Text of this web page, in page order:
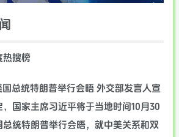
热搜榜
国总统特朗普举行会晤 外交部发言人宣
国家主席习近平将于当地时间10月30
总统特朗普举行会晤，就中美关系和双